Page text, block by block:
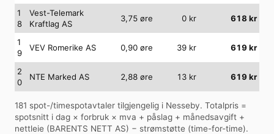
1
8
Vest-Telemark
Kraftlag AS
3,75 øre 0 kr 618 kr
1
9
VEV Romerike AS 0,90 øre 39 kr 619 kr
2
0
NTE Marked AS 2,88 øre 13 kr 619 kr
181 spot-/timespotavtaler tilgjengelig i Nesseby. Totalpris =
spotsnitt i dag × forbruk × mva + påslag + månedsavgift +
nettleie (BARENTS NETT AS) − strømstøtte (time-for-time).